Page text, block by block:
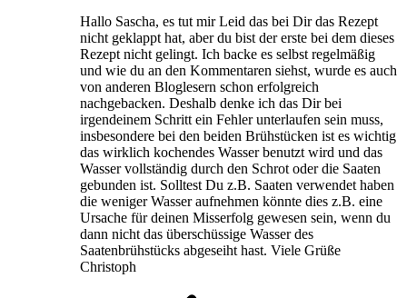
Hallo Sascha, es tut mir Leid das bei Dir das Rezept
nicht geklappt hat, aber du bist der erste bei dem dieses
Rezept nicht gelingt. Ich backe es selbst regelmäßig
und wie du an den Kommentaren siehst, wurde es auch
von anderen Bloglesern schon erfolgreich
nachgebacken. Deshalb denke ich das Dir bei
irgendeinem Schritt ein Fehler unterlaufen sein muss,
insbesondere bei den beiden Brühstücken ist es wichtig
das wirklich kochendes Wasser benutzt wird und das
Wasser vollständig durch den Schrot oder die Saaten
gebunden ist. Solltest Du z.B. Saaten verwendet haben
die weniger Wasser aufnehmen könnte dies z.B. eine
Ursache für deinen Misserfolg gewesen sein, wenn du
dann nicht das überschüssige Wasser des
Saatenbrühstücks abgeseiht hast. Viele Grüße
Christoph